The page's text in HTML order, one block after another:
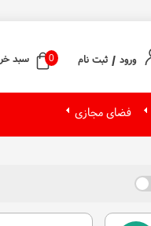
ورود / ثبت نام 0 سبد
فضای مجازی